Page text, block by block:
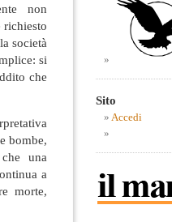
non
richiesto
società
si
che
bombe,
una
a
morte,
Sito
Accedi